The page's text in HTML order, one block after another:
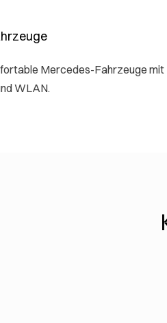
Mercedes-Fahrzeuge mit
WLAN.